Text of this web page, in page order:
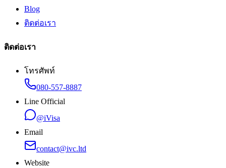
Blog
ติดต่อเรา
ติดต่อเรา
โทรศัพท์
080-557-8887
Line Official
@iVisa
Email
contact@ivc.ltd
Website